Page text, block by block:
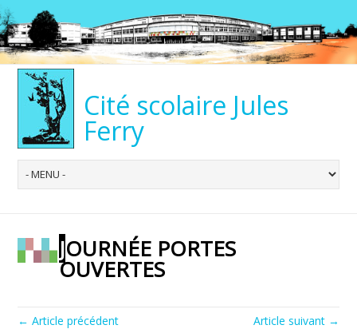
Cité scolaire Jules
Ferry
JOURNÉE PORTES
OUVERTES
← Article précédent Article suivant →